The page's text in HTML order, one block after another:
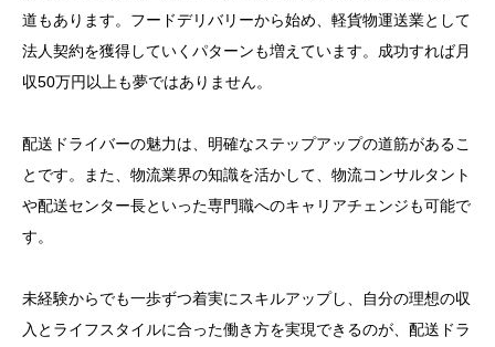
道もあります。フードデリバリーから始め、軽貨物運送業として
法人契約を獲得していくパターンも増えています。成功すれば月
収50万円以上も夢ではありません。
配送ドライバーの魅力は、明確なステップアップの道筋があるこ
とです。また、物流業界の知識を活かして、物流コンサルタント
や配送センター長といった専門職へのキャリアチェンジも可能で
す。
未経験からでも一歩ずつ着実にスキルアップし、自分の理想の収
入とライフスタイルに合った働き方を実現できるのが、配送ドラ